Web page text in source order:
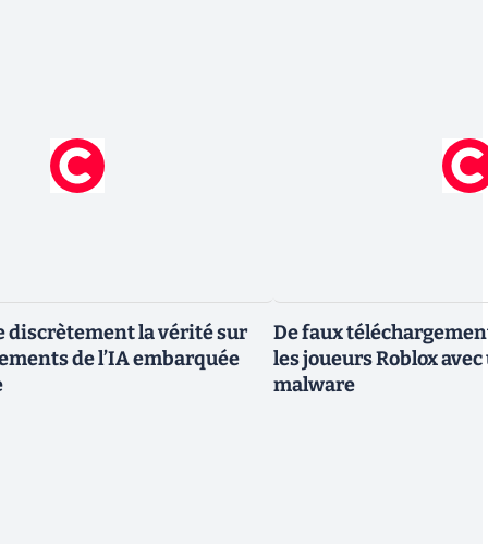
discrètement la vérité sur
de l’IA embarquée
De faux
les joueurs Roblox
malware